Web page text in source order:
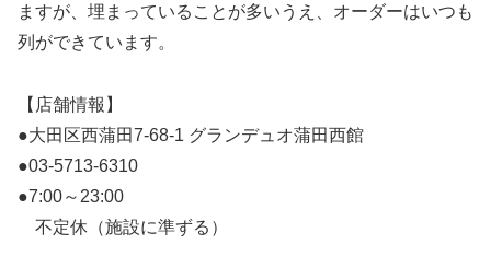
ますが、埋まっていることが多いうえ、オーダーはいつも
列ができています。
【店舗情報】
●大田区西蒲田7-68-1 グランデュオ蒲田西館
●03-5713-6310
●7:00～23:00
不定休（施設に準ずる）